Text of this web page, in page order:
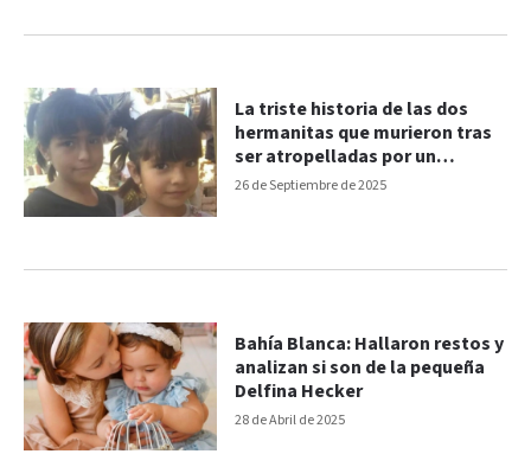
26 de Septiembre de 2025
La triste historia de las dos
hermanitas que murieron tras
ser atropelladas por un
colectivo
28 de Abril de 2025
Bahía Blanca: Hallaron restos y
analizan si son de la pequeña
Delfina Hecker